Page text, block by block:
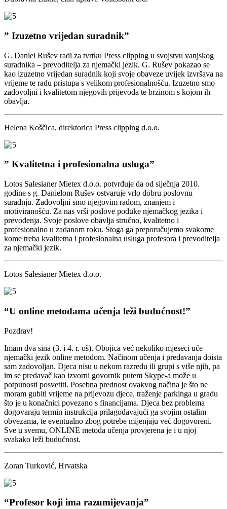
” Izuzetno vrijedan suradnik”
G. Daniel Rušev radi za tvrtku Press clipping u svojstvu vanjskog
suradnika – prevoditelja za njemački jezik. G. Rušev pokazao se
kao izuzetno vrijedan suradnik koji svoje obaveze uvijek izvršava na
vrijeme te radu pristupa s velikom profesionalnošću. Izuzetno smo
zadovoljni i kvalitetom njegovih prijevoda te brzinom s kojom ih
obavlja.
Helena Koščica, direktorica Press clipping d.o.o.
” Kvalitetna i profesionalna usluga”
Lotos Salesianer Mietex d.o.o. potvrđuje da od siječnja 2010.
godine s g. Danielom Rušev ostvaruje vrlo dobru poslovnu
suradnju. Zadovoljni smo njegovim radom, znanjem i
motiviranošću. Za nas vrši poslove poduke njemačkog jezika i
prevođenja. Svoje poslove obavlja stručno, kvalitetno i
profesionalno u zadanom roku. Stoga ga preporučujemo svakome
kome treba kvalitetna i profesionalna usluga profesora i prevoditelja
za njemački jezik.
Lotos Salesianer Mietex d.o.o.
“U online metodama učenja leži budućnost!”
Pozdrav!
Imam dva sina (3. i 4. r. oš). Obojica već nekoliko mjeseci uče
njemački jezik online metodom. Načinom učenja i predavanja doista
sam zadovoljan. Djeca nisu u nekom razredu ili grupi s više njih, pa
im se predavač kao izvorni govornik putem Skype-a može u
potpunosti posvetiti. Posebna prednost ovakvog načina je što ne
moram gubiti vrijeme na prijevozu djece, traženje parkinga u gradu
što je u konačnici povezano s financijama. Djeca bez problema
dogovaraju termin instrukcija prilagođavajući ga svojim ostalim
obvezama, te eventualno zbog potrebe mijenjaju već dogovoreni.
Sve u svemu, ONLINE metoda učenja provjerena je i u njoj
svakako leži budućnost.
Zoran Turković, Hrvatska
“Profesor koji ima razumijevanja”